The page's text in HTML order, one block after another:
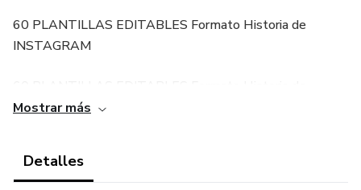
60 PLANTILLAS EDITABLES Formato Historia de
INSTAGRAM
INSTAGRAM
INSTAGRAM
Mostrar más
Detalles